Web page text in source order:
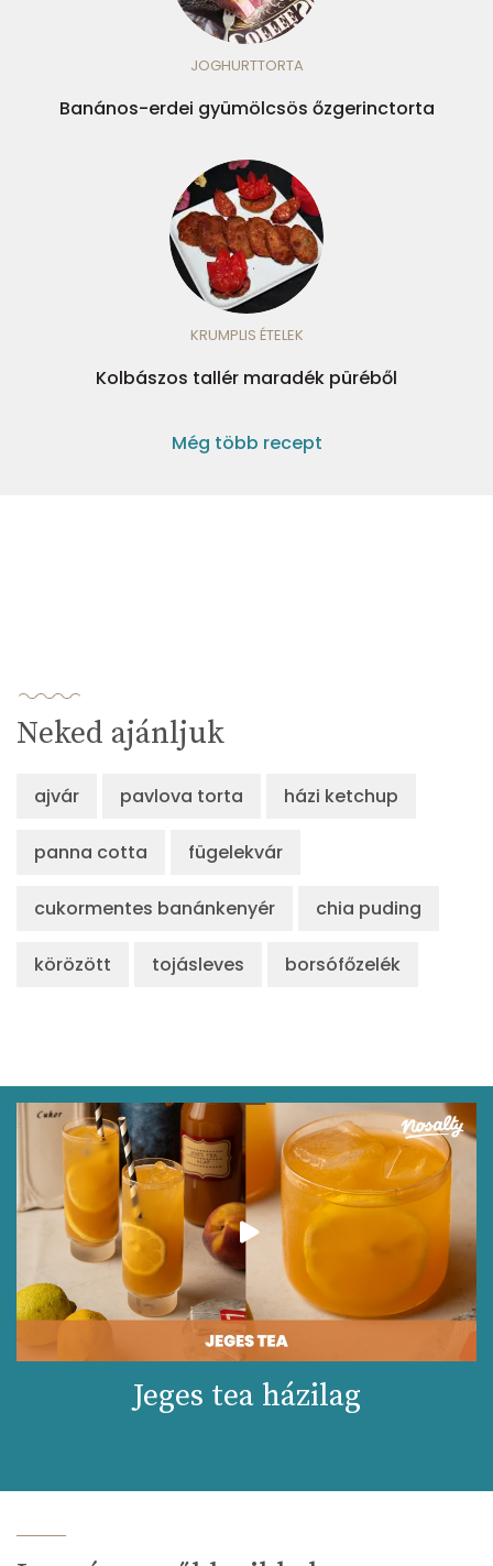
JOGHURTTORTA
Banános-erdei gyümölcsös őzgerinctorta
KRUMPLIS ÉTELEK
Kolbászos tallér maradék püréből
Még több recept
Neked ajánljuk
ajvár pavlova torta házi ketchup
panna cotta fügelekvár
cukormentes banánkenyér chia puding
körözött tojásleves borsófőzelék
Jeges tea házilag